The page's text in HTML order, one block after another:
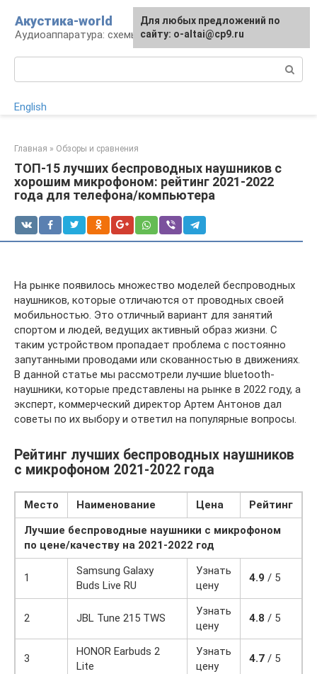
контенту
Акустика-world
Аудиоаппаратура: схемы и работа
English
Главная » Обзоры и сравнения
ТОП-15 лучших беспроводных наушников с
хорошим микрофоном: рейтинг 2021-2022
года для телефона/компьютера
На рынке появилось множество моделей беспроводных
наушников, которые отличаются от проводных своей
мобильностью. Это отличный вариант для занятий
спортом и людей, ведущих активный образ жизни. С
таким устройством пропадает проблема с постоянно
запутанными проводами или скованностью в движениях.
В данной статье мы рассмотрели лучшие bluetooth-
наушники, которые представлены на рынке в 2022 году, а
эксперт, коммерческий директор Артем Антонов дал
советы по их выбору и ответил на популярные вопросы.
Рейтинг лучших беспроводных наушников
с микрофоном 2021-2022 года
Место Наименование Цена
Рейтинг
Лучшие беспроводные наушники с микрофоном
по цене/качеству на 2021-2022 год
1
Samsung Galaxy
Buds Live RU
Узнать
цену
4.9 / 5
2 JBL Tune 215 TWS
Узнать
цену
4.8 / 5
3
HONOR Earbuds 2
Lite
Узнать
цену
4.7 / 5
Для любых предложений по
сайту: o-altai@cp9.ru